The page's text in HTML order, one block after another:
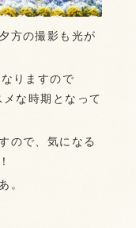
方の撮影も光が
りますので
な時期となって
ので、気になる
。